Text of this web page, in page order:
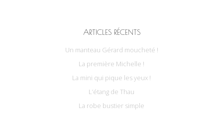
ARTICLES RÉCENTS
Un manteau Gérard moucheté !
La première Michelle !
La mini qui pique les yeux !
L’étang de Thau
La robe bustier simple